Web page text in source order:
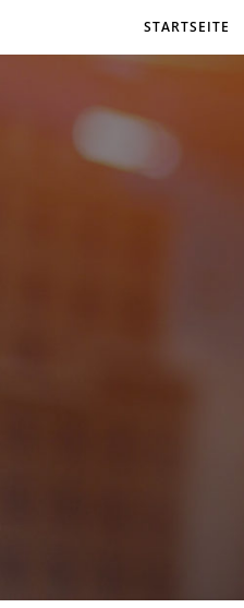
STARTSEITE